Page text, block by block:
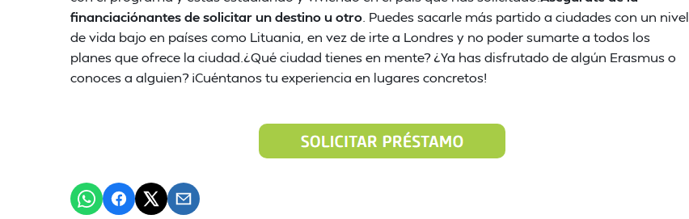
financiaciónantes de solicitar un destino u otro . Puedes sacarle más partido a ciudades con un nivel
de vida bajo en países como Lituania, en vez de irte a Londres y no poder sumarte a todos los
planes que ofrece la ciudad.¿Qué ciudad tienes en mente? ¿Ya has disfrutado de algún Erasmus o
conoces a alguien? ¡Cuéntanos tu experiencia en lugares concretos!